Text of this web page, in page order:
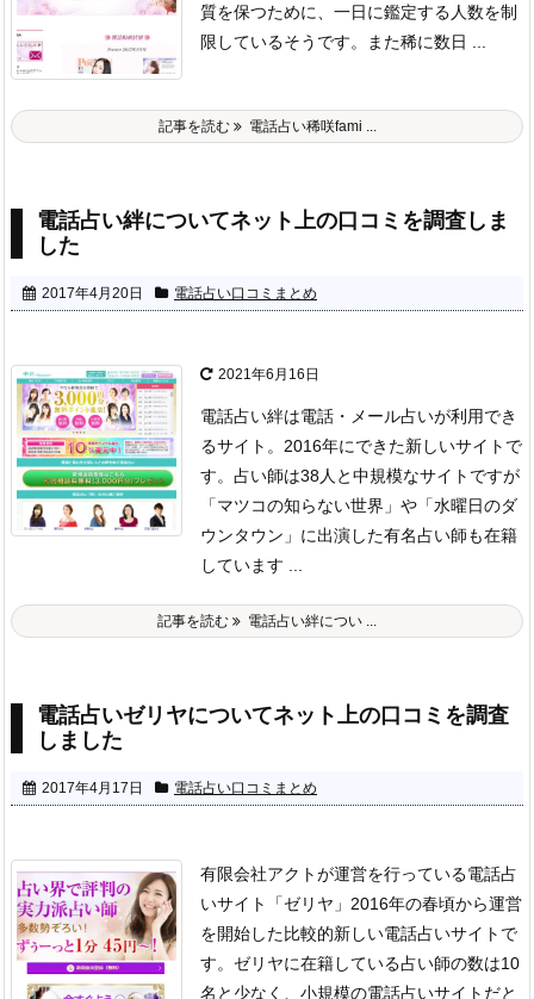
質を保つために、一日に鑑定する人数を制
限しているそうです。
また稀に数日 ...
記事を読む 電話占い稀咲fami ...
電話占い絆についてネット上の口コミを調査しま
した
2017年4月20日 電話占い口コミまとめ
2021年6月16日
電話占い絆は電話・メール占いが利用でき
るサイト。 2016年にできた新しいサイトで
す。 占い師は38人と中規模なサイトですが
「マツコの知らない世界」や「水曜日のダ
ウンタウン」に出演した有名占い師も在籍
しています ...
記事を読む 電話占い絆につい ...
電話占いゼリヤについてネット上の口コミを調査
しました
2017年4月17日 電話占い口コミまとめ
有限会社アクトが運営を行っている電話占
いサイト「ゼリヤ」 2016年の春頃から運営
を開始した比較的新しい電話占いサイトで
す。 ゼリヤに在籍している占い師の数は10
名と少なく、小規模の電話占いサイトだと